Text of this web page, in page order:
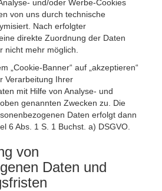
und/oder Werbe-Cookies
von uns durch technische
Nach erfolgter
direkte Zuordnung der Daten
nicht mehr möglich.
„Cookie-Banner“ auf „akzeptieren“
Verarbeitung Ihrer
mit Hilfe von Analyse- und
genannten Zwecken zu. Die
Daten erfolgt dann
6 Abs. 1 S. 1 Buchst. a) DSGVO.
von
Daten und